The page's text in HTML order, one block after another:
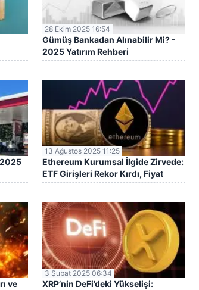
28 Ekim 2025 16:54
Gümüş Bankadan Alınabilir Mi? -
2025 Yatırım Rehberi
2025
13 Ağustos 2025 11:25
Ethereum Kurumsal İlgide Zirvede:
ETF Girişleri Rekor Kırdı, Fiyat
4.620 Dolar
ve
3 Şubat 2025 06:34
XRP’nin DeFi’deki Yükselişi: